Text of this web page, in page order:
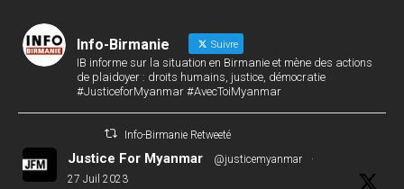
Info-Birmanie Suivre
IB informe sur la situation en Birmanie et mène des actions
de plaidoyer : droits humains, justice, démocratie
#JusticeforMyanmar #AvecToiMyanmar
Info-Birmanie Retweeté
Justice For Myanmar @justicemyanmar
·
27 Juil 2023